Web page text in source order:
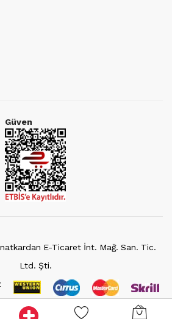
Güven
E-Ticaret İnt. Mağ. San. Tic.
Ltd. Şti.